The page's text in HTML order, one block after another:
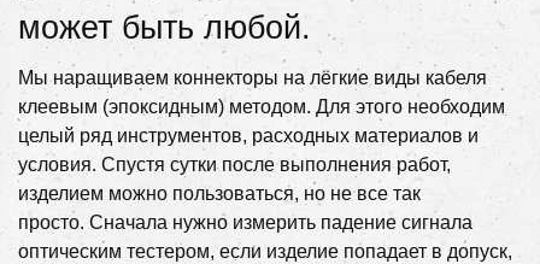
может быть любой.
Мы наращиваем коннекторы на лёгкие виды кабеля
клеевым (эпоксидным) методом. Для этого необходим
целый ряд инструментов, расходных материалов и
условия. Спустя сутки после выполнения работ,
изделием можно пользоваться, но не все так
просто. Сначала нужно измерить падение сигнала
оптическим тестером, если изделие попадает в допуск,